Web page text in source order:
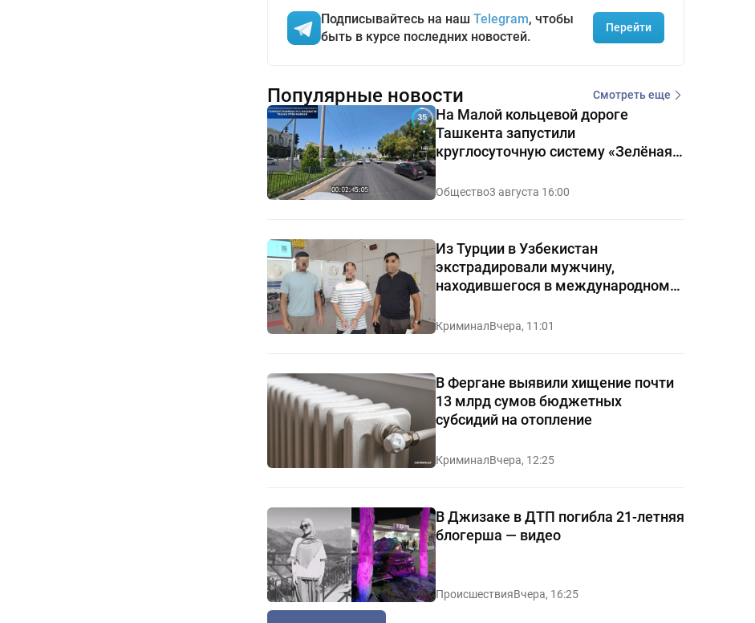
Подписывайтесь на наш Telegram, чтобы
быть в курсе последних новостей.
Перейти
Популярные новости Смотреть еще
На Малой кольцевой дороге
Ташкента запустили
круглосуточную систему «Зелёная
волна»
Общество3 августа 16:00
Из Турции в Узбекистан
экстрадировали мужчину,
находившегося в международном
КриминалВчера, 11:01
В Фергане выявили хищение почти
13 млрд сумов бюджетных
субсидий на отопление
КриминалВчера, 12:25
В Джизаке в ДТП погибла 21-летняя
блогерша — видео
ПроисшествияВчера, 16:25